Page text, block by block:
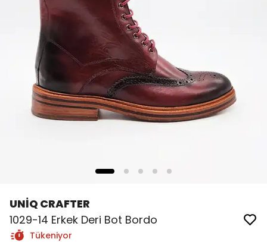
UNİQ CRAFTER
1029-14 Erkek Deri Bot Bordo
Tükeniyor